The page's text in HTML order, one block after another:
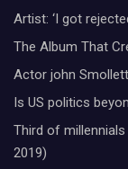
Artist: ‘I got
The Album That
Actor john
Is US politics
Third of
2019)